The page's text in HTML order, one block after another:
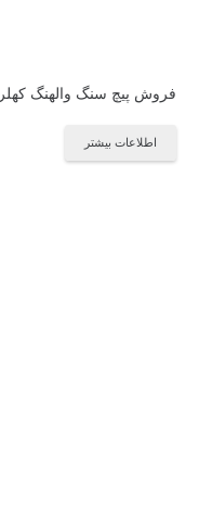
فروش پیچ سنگ والهنگ کهلر 09121507825
اطلاعات بیشتر